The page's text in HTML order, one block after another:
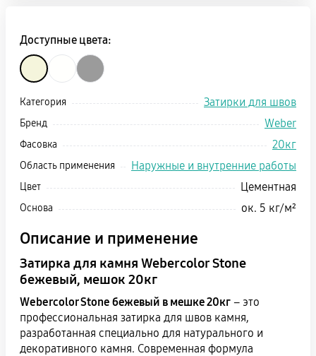
Доступные цвета:
Категория Затирки для швов
Бренд Weber
Фасовка 20кг
Область применения Наружные и внутренние работы
Цвет Цементная
Основа ок. 5 кг/м²
Описание и применение
Затирка для камня Webercolor Stone
бежевый, мешок 20кг
Webercolor Stone бежевый в мешке 20кг – это
профессиональная затирка для швов камня,
разработанная специально для натурального и
декоративного камня. Современная формула